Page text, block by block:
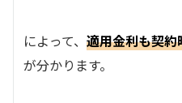
によって、 適用金利も契
が分かります。